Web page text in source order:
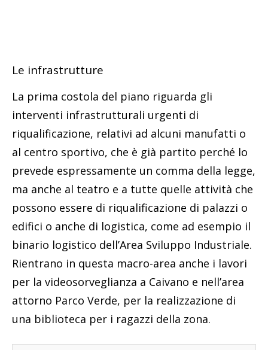
Le infrastrutture
La prima costola del piano riguarda gli
interventi infrastrutturali urgenti di
riqualificazione, relativi ad alcuni manufatti o
al centro sportivo, che è già partito perché lo
prevede espressamente un comma della legge,
ma anche al teatro e a tutte quelle attività che
possono essere di riqualificazione di palazzi o
edifici o anche di logistica, come ad esempio il
binario logistico dell’Area Sviluppo Industriale.
Rientrano in questa macro-area anche i lavori
per la videosorveglianza a Caivano e nell’area
attorno Parco Verde, per la realizzazione di
una biblioteca per i ragazzi della zona.